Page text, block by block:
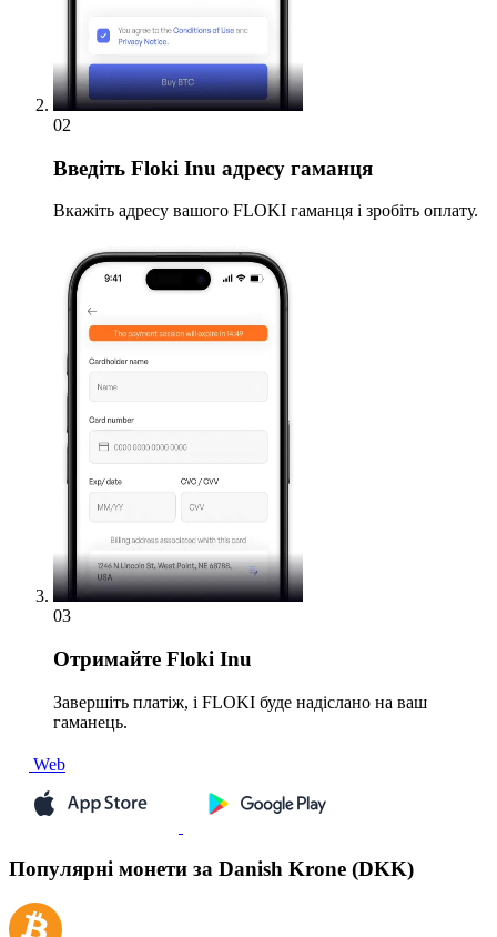
02
Введіть Floki Inu адресу гаманця
Вкажіть адресу вашого FLOKI гаманця і зробіть оплату.
03
Отримайте Floki Inu
Завершіть платіж, і FLOKI буде надіслано на ваш
гаманець.
Web
Популярні монети за Danish Krone (DKK)